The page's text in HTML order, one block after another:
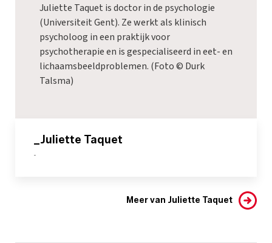
Juliette Taquet is doctor in de psychologie
(Universiteit Gent). Ze werkt als klinisch
psycholoog in een praktijk voor
psychotherapie en is gespecialiseerd in eet- en
lichaamsbeeldproblemen. (Foto © Durk
Talsma)
_Juliette Taquet
-
Meer van Juliette Taquet